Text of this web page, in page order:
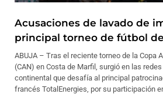
Acusaciones de lavado de
principal torneo de fútbol
ABUJA – Tras el reciente torneo de la Copa
(CAN) en Costa de Marfil, surgió en las
continental que desafía al principal
francés TotalEnergies, por su participación